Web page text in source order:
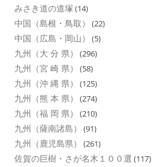
みさき道の道塚 (14)
中国（島根・鳥取） (22)
中国（広島・岡山） (5)
九州（大 分 県） (296)
九州（宮 崎 県） (58)
九州（沖 縄 県） (125)
九州（熊 本 県） (274)
九州（福 岡 県） (210)
九州（薩南諸島） (91)
九州（鹿児島県） (261)
佐賀の巨樹・さが名木１００選 (117)